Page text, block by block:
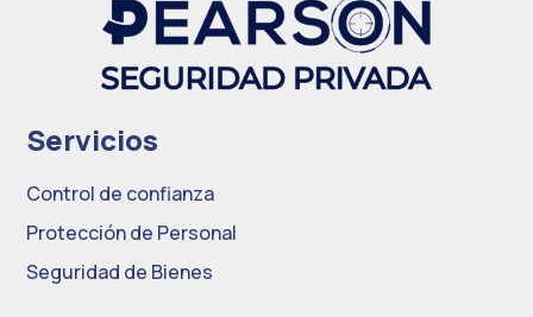
Servicios
Control de confianza
Protección de Personal
Seguridad de Bienes